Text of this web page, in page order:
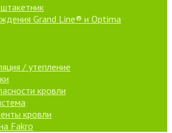
Grand Line® и Optima
/ утепление
кровли
кровли
Fakro